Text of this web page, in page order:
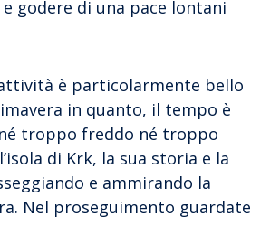
godere di una pace lontani
è particolarmente bello
in quanto, il tempo è
troppo freddo né troppo
di Krk, la sua storia e la
e ammirando la
Nel proseguimento guardate